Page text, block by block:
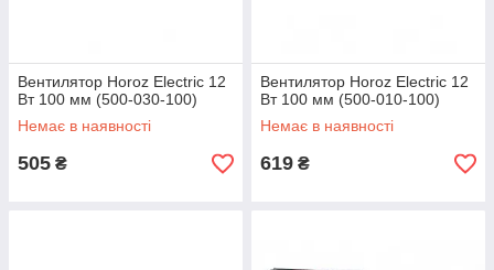
Вентилятор Horoz Electric 12
Вт 100 мм (500-030-100)
Немає в наявності
505 ₴
Вентилятор Horoz Electric 12
Вт 100 мм (500-010-100)
Немає в наявності
619 ₴